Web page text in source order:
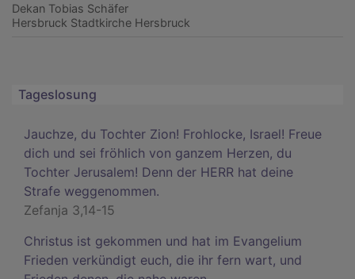
Dekan Tobias Schäfer
Hersbruck Stadtkirche Hersbruck
Tageslosung
Jauchze, du Tochter Zion! Frohlocke, Israel! Freue
dich und sei fröhlich von ganzem Herzen, du
Tochter Jerusalem! Denn der HERR hat deine
Strafe weggenommen.
Zefanja 3,14-15
Christus ist gekommen und hat im Evangelium
Frieden verkündigt euch, die ihr fern wart, und